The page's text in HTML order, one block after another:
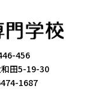
456
田5-19-30
1687